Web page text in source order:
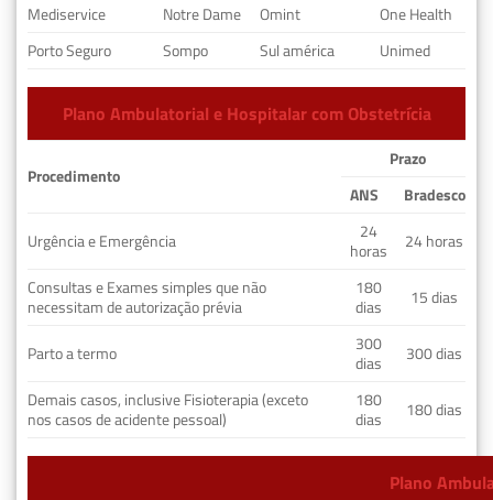
Mediservice
Notre Dame Omint
One Health
Porto Seguro
Sompo Sul américa Unimed
Plano Ambulatorial e Hospitalar com Obstetrícia
Procedimento
Prazo
ANS
Bradesco
Urgência e Emergência
24
horas
24 horas
Consultas e Exames simples que não
necessitam de autorização prévia
180
dias
15 dias
Parto a termo
300
dias
300 dias
Demais casos, inclusive Fisioterapia (exceto
nos casos de acidente pessoal)
180
dias
180 dias
Plano